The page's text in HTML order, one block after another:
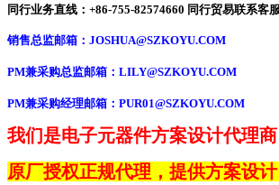
同行业务直线：+86-755-82574660 同行贸易联系客服
销售总监邮箱： JOSHUA@SZKOYU.COM
PM兼采购总监邮箱：LILY@SZKOYU.COM
PM兼采购经理邮箱：PUR01@SZKOYU.COM
我们是电子元器件方案设计代理商
原厂授权正规代理，提供方案设